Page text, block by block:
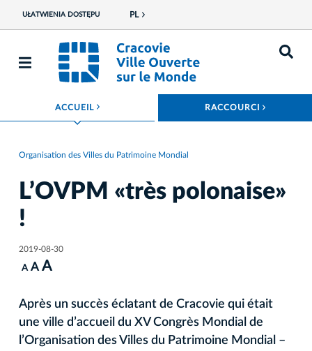
UŁATWIENIA DOSTĘPU PL
ACCUEILROZWIŃ MENU RACCOURCI
Organisation des Villes du Patrimoine Mondial
L’OVPM «très polonaise»
!
2019-08-30
A A A
Après un succès éclatant de Cracovie qui était
une ville d’accueil du XV Congrès Mondial de
l’Organisation des Villes du Patrimoine Mondial –